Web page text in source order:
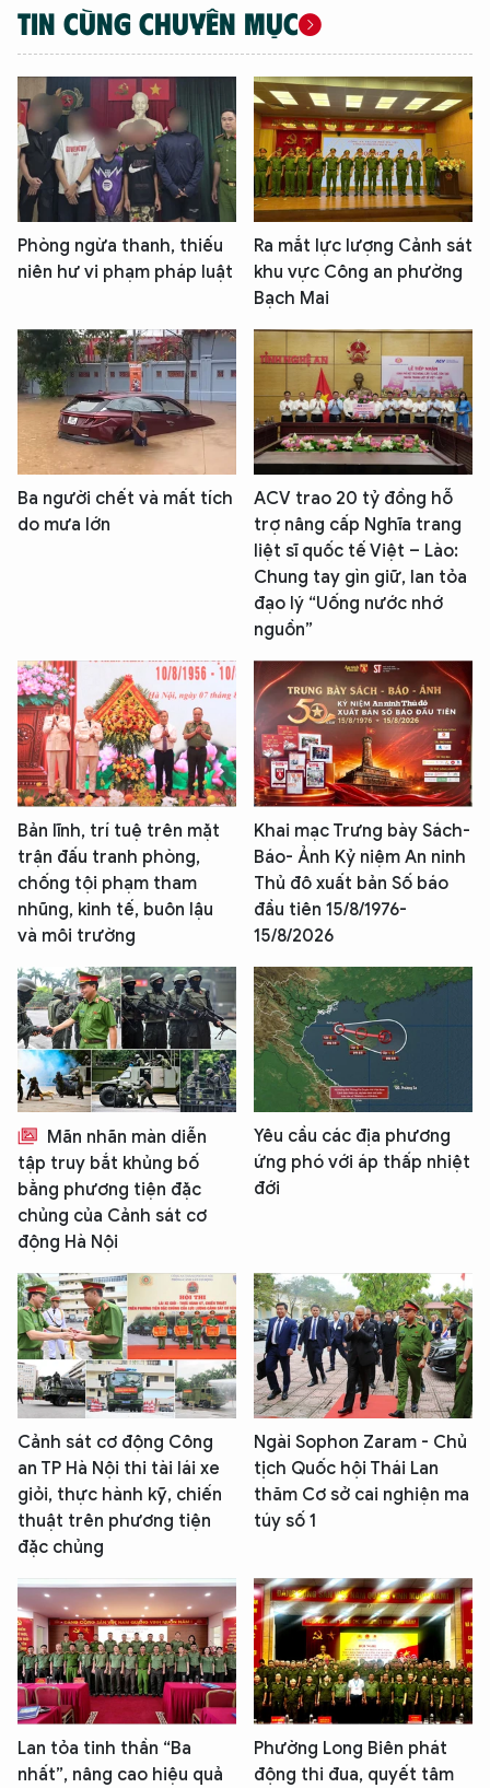
TIN CÙNG CHUYÊN MỤC
Phòng ngừa thanh, thiếu
niên hư vi phạm pháp luật
Ra mắt lực lượng Cảnh sát
khu vực Công an phường
Bạch Mai
Ba người chết và mất tích
do mưa lớn
ACV trao 20 tỷ đồng hỗ
trợ nâng cấp Nghĩa trang
liệt sĩ quốc tế Việt – Lào:
Chung tay gìn giữ, lan tỏa
đạo lý “Uống nước nhớ
nguồn”
Bản lĩnh, trí tuệ trên mặt
trận đấu tranh phòng,
chống tội phạm tham
nhũng, kinh tế, buôn lậu
và môi trường
Khai mạc Trưng bày Sách-
Báo- Ảnh Kỷ niệm An ninh
Thủ đô xuất bản Số báo
đầu tiên 15/8/1976-
15/8/2026
Mãn nhãn màn diễn
tập truy bắt khủng bố
bằng phương tiện đặc
chủng của Cảnh sát cơ
động Hà Nội
Yêu cầu các địa phương
ứng phó với áp thấp nhiệt
đới
Cảnh sát cơ động Công
an TP Hà Nội thi tài lái xe
giỏi, thực hành kỹ, chiến
thuật trên phương tiện
đặc chủng
Ngài Sophon Zaram - Chủ
tịch Quốc hội Thái Lan
thăm Cơ sở cai nghiện ma
túy số 1
Lan tỏa tinh thần “Ba
nhất”, nâng cao hiệu quả
Phường Long Biên phát
động thi đua, quyết tâm